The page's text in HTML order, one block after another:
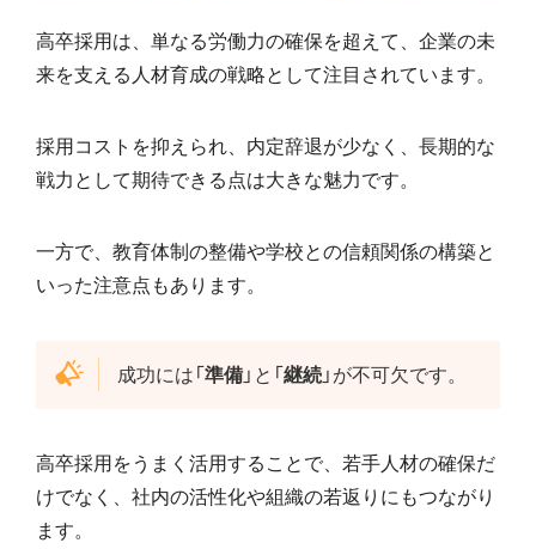
高卒採用は、単なる労働力の確保を超えて、企業の未
来を支える人材育成の戦略として注目されています。
採用コストを抑えられ、内定辞退が少なく、長期的な
戦力として期待できる点は大きな魅力です。
一方で、教育体制の整備や学校との信頼関係の構築と
いった注意点もあります。
成功には「準備 」と「継続 」が不可欠です。
高卒採用をうまく活用することで、若手人材の確保だ
けでなく、社内の活性化や組織の若返りにもつながり
ます。